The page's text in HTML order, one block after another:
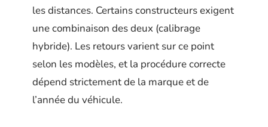
les distances. Certains constructeurs exigent
une combinaison des deux (calibrage
hybride). Les retours varient sur ce point
selon les modèles, et la procédure correcte
dépend strictement de la marque et de
l’année du véhicule.